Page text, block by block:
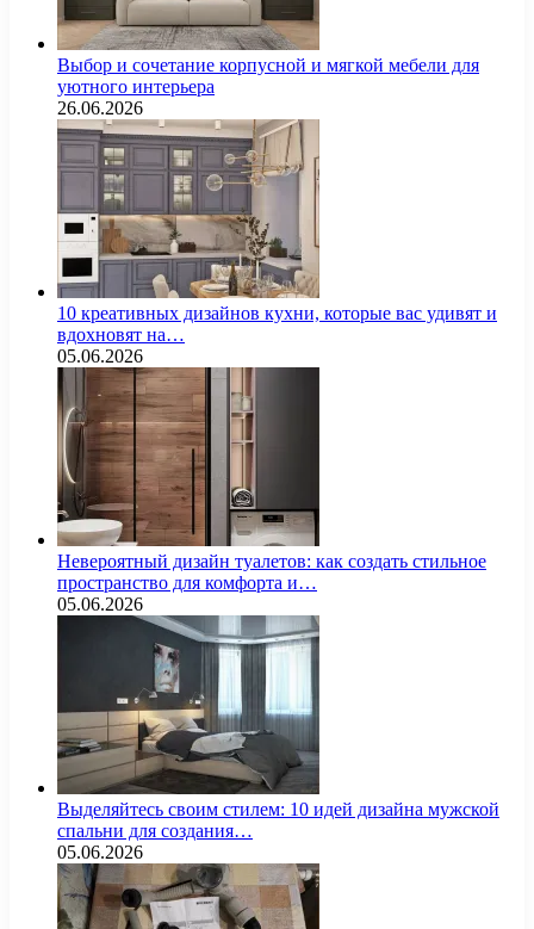
Выбор и сочетание корпусной и мягкой мебели для
уютного интерьера
26.06.2026
10 креативных дизайнов кухни, которые вас удивят и
вдохновят на…
05.06.2026
Невероятный дизайн туалетов: как создать стильное
пространство для комфорта и…
05.06.2026
Выделяйтесь своим стилем: 10 идей дизайна мужской
спальни для создания…
05.06.2026